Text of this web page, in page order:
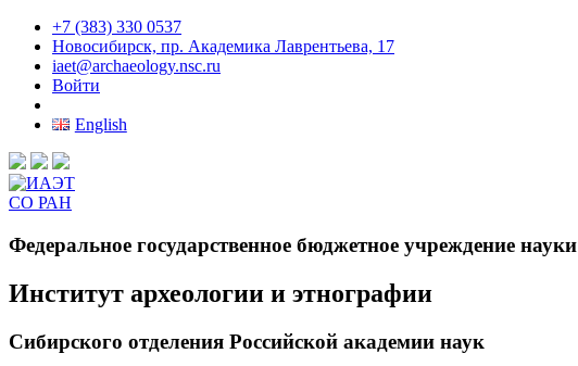
+7 (383) 330 0537
Новосибирск, пр. Академика Лаврентьева, 17
iaet@archaeology.nsc.ru
Войти
English
Федеральное государственное бюджетное учреждение науки
Институт археологии и этнографии
Сибирского отделения Российской академии наук